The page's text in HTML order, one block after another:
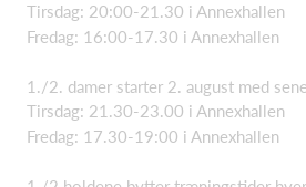
Tirsdag: 20:00-21.30 i Annexhallen
Fredag: 16:00-17.30 i Annexhallen
1./2. damer starter 2. august med
Tirsdag: 21.30-23.00 i Annexhallen
Fredag: 17.30-19:00 i Annexhallen